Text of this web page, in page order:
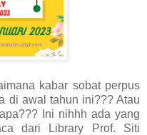
kabar sobat perpus
di awal tahun ini??? Atau
Ini nihhh ada yang
dari Library Prof. Siti